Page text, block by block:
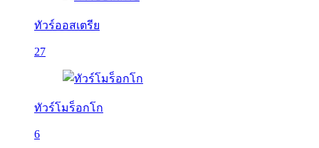
ทัวร์ออสเตรีย
27
ทัวร์โมร็อกโก
6